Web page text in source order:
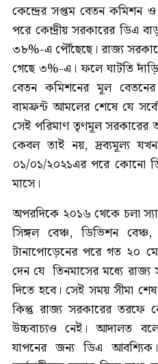
কেন্দ্রের সপ্তম বেতন কমিশন
পরে কেন্দ্রীয় সরকারের ডিএ
৩৮%-এ পৌঁছেছে। রাজ্য
গেছে ৩%-এ। ফলে ঘাটতি
বেতন কমিশনের মূল
বামফ্রন্ট আমলের শেষে যে
সেই পরিমাণ তৃণমূল
কেবল তাই নয়, দ্রব্যমূল্য
০১/০১/২০২১এর পরে কোনো
মাসে।
অপরদিকে ২০১৬ থেকে চলা
সিঙ্গল বেঞ্চ, ডিভিশন
টানাপোড়েনের পরে গত ২০ মে
দেন যে তিনমাসের মধ্যে
দিতে হবে। সেই সময় সীমা
কিন্তু রাজ্য সরকারের তরফে
উচ্চবাচ্যও নেই। আদালত
যাপনের জন্য ডিএ